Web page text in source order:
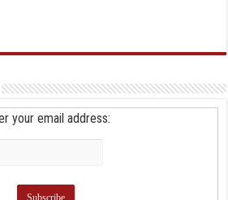
your email address: